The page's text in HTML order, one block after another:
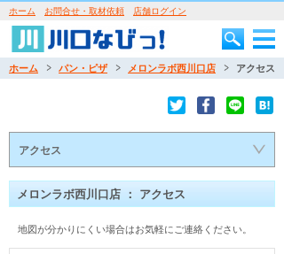
ホーム お問合せ・取材依頼 店舗ログイン
ホーム パン・ピザ メロンラボ西川口店 アクセス
アクセス
メロンラボ西川口店 ： アクセス
地図が分かりにくい場合はお気軽にご連絡ください。